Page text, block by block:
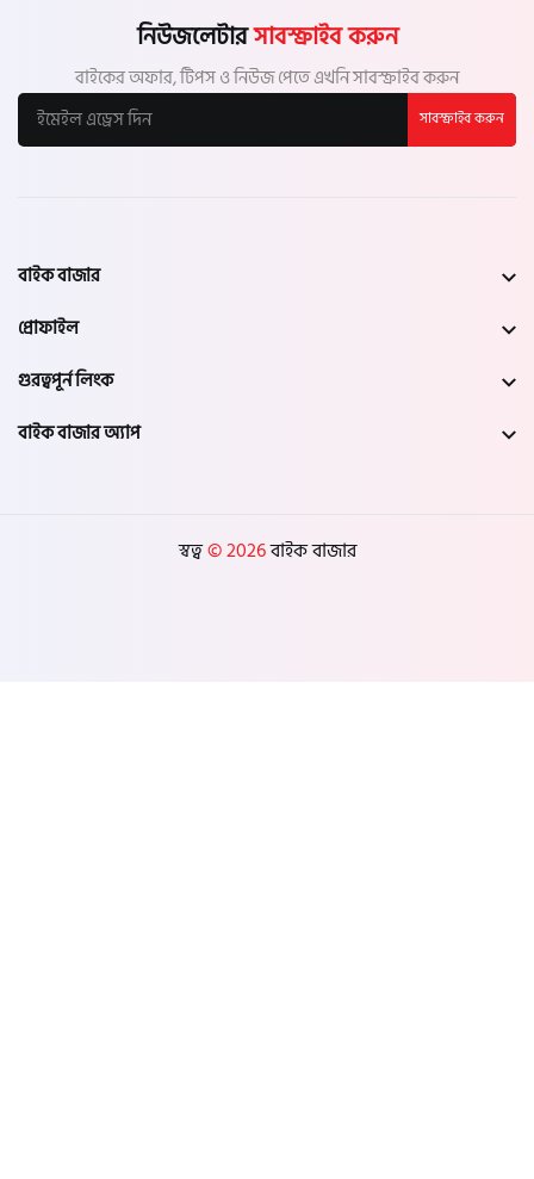
নিউজলেটারসাবস্ক্রাইব করুন
বাইকের অফার, টিপস ও নিউজ পেতে এখনি সাবস্ক্রাইব করুন
সাবস্ক্রাইব করুন
বাইক বাজার
প্রোফাইল
গুরত্বপূর্ন লিংক
বাইক বাজার অ্যাপ
স্বত্ব© 2026বাইক বাজার